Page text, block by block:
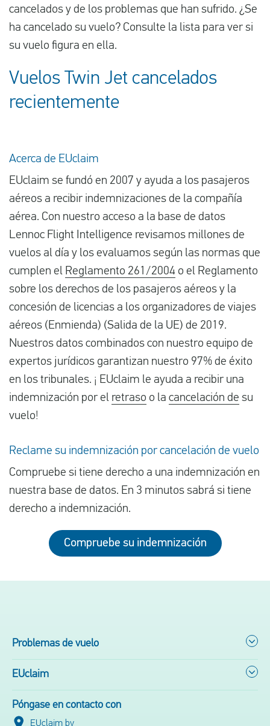
cancelados y de los problemas que han sufrido. ¿Se
ha cancelado su vuelo? Consulte la lista para ver si
su vuelo figura en ella.
Vuelos Twin Jet cancelados
recientemente
Acerca de EUclaim
EUclaim se fundó en 2007 y ayuda a los pasajeros
aéreos a recibir indemnizaciones de la compañía
aérea. Con nuestro acceso a la base de datos
Lennoc Flight Intelligence revisamos millones de
vuelos al día y los evaluamos según las normas que
cumplen el Reglamento 261/2004 o el Reglamento
sobre los derechos de los pasajeros aéreos y la
concesión de licencias a los organizadores de viajes
aéreos (Enmienda) (Salida de la UE) de 2019.
Nuestros datos combinados con nuestro equipo de
expertos jurídicos garantizan nuestro 97% de éxito
en los tribunales. ¡ EUclaim le ayuda a recibir una
indemnización por el retraso o la cancelación de su
vuelo!
Reclame su indemnización por cancelación de vuelo
Compruebe si tiene derecho a una indemnización en
nuestra base de datos. En 3 minutos sabrá si tiene
derecho a indemnización.
Compruebe su indemnización
Problemas de vuelo
EUclaim
Póngase en contacto con
EUclaim bv